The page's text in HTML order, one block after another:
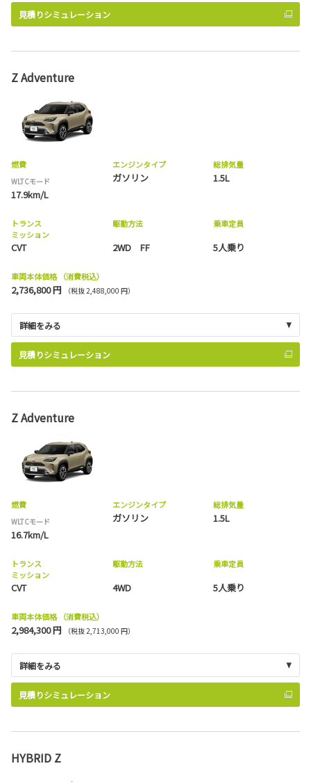
見積りシミュレーション
Z Adventure
燃費
WLTCモード
17.9km/L
エンジンタイプ
ガソリン
総排気量
1.5L
トランス
ミッション
CVT
駆動方法
2WD FF
乗車定員
5人乗り
車両本体価格 （消費税込）
2,736,800 円 （税抜 2,488,000 円）
詳細をみる
見積りシミュレーション
Z Adventure
燃費
WLTCモード
16.7km/L
エンジンタイプ
ガソリン
総排気量
1.5L
トランス
ミッション
CVT
駆動方法
4WD
乗車定員
5人乗り
車両本体価格 （消費税込）
2,984,300 円 （税抜 2,713,000 円）
詳細をみる
見積りシミュレーション
HYBRID Z